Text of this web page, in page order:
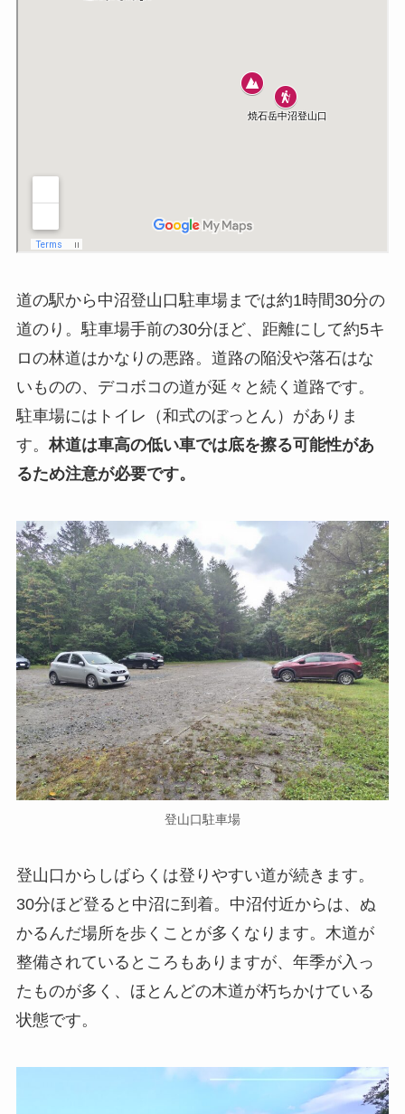
道の駅から中沼登山口駐車場までは約1時間30分の
道のり。駐車場手前の30分ほど、距離にして約5キ
ロの林道はかなりの悪路。道路の陥没や落石はな
いものの、デコボコの道が延々と続く道路です。
駐車場にはトイレ（和式のぼっとん）がありま
す。林道は車高の低い車では底を擦る可能性があ
るため注意が必要です。
登山口駐車場
登山口からしばらくは登りやすい道が続きます。
30分ほど登ると中沼に到着。中沼付近からは、ぬ
かるんだ場所を歩くことが多くなります。木道が
整備されているところもありますが、年季が入っ
たものが多く、ほとんどの木道が朽ちかけている
状態です。